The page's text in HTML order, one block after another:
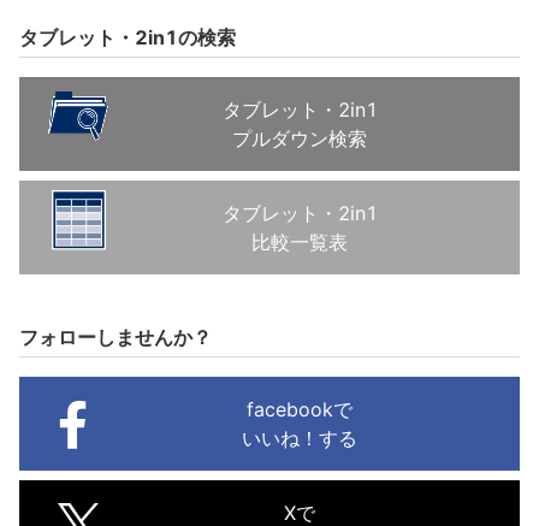
タブレット・2in1の検索
タブレット・2in1
プルダウン検索
タブレット・2in1
比較一覧表
フォローしませんか？
facebookで
いいね！する
Xで